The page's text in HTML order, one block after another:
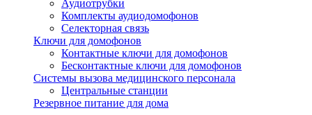
Аудиотрубки
Комплекты аудиодомофонов
Селекторная связь
Ключи для домофонов
Контактные ключи для домофонов
Бесконтактные ключи для домофонов
Системы вызова медицинского персонала
Центральные станции
Резервное питание для дома